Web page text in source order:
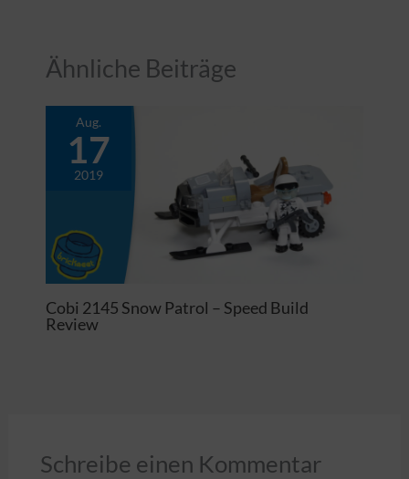
Ähnliche Beiträge
Aug.
17
2019
Cobi 2145 Snow Patrol – Speed Build
Review
Schreibe einen Kommentar